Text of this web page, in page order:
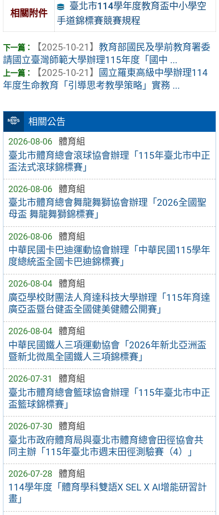
相關公告
2026-08-06 體育組
臺北市體育總會滾球協會辦理「115年臺北市中正
盃法式滾球錦標賽」
2026-08-06 體育組
臺北市體育總會舞龍舞獅協會辦理「2026全國聖
母盃 舞龍舞獅錦標賽」
2026-08-06 體育組
中華民國卡巴迪運動協會辦理「中華民國115學年
度總統盃全國卡巴迪錦標賽」
2026-08-04 體育組
廣亞學校財團法人育達科技大學辦理「115年育達
廣亞盃暨台健盃全國健美健體公開賽」
2026-08-04 體育組
中華民國鐵人三項運動協會「2026年新北亞洲盃
暨新北微風全國鐵人三項錦標賽」
2026-07-31 體育組
臺北市體育總會籃球協會辦理「115年臺北市中正
盃籃球錦標賽」
2026-07-30 體育組
臺北市政府體育局與臺北市體育總會田徑協會共
同主辦「115年臺北市週末田徑測驗賽（4）」
2026-07-28 體育組
114學年度「體育學科雙語X SEL X AI增能研習計
畫」
相關附件
臺北市114學年度教育盃中小學空
手道錦標賽競賽規程
【2025-10-21】 教育部國民及學前教育署委
請國立臺灣師範大學辦理115年度「國中 ...
【2025-10-21】
國立羅東高級中學辦理114
年度生命教育「引導思考教學策略」實務 ...